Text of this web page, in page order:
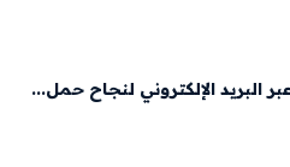
البريد الإلكتروني لنجاح حمل...